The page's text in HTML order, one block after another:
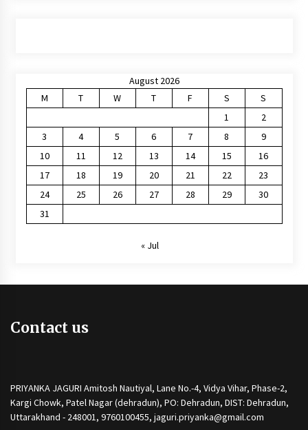
August 2026
M
T W T F S
S
1
2
3
4 5 6 7 8
9
10
11 12 13 14 15
16
17
18 19 20 21 22
23
24
25 26 27 28 29
30
31
« Jul
Contact us
PRIYANKA JAGURI Amitosh Nautiyal, Lane No.-4, Vidya Vihar, Phase-2,
Kargi Chowk, Patel Nagar (dehradun), PO: Dehradun, DIST: Dehradun,
Uttarakhand - 248001, 9760100455, jaguri.priyanka@gmail.com